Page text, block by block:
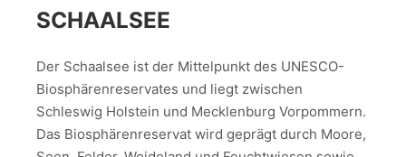
SCHAALSEE
Der Schaalsee ist der Mittelpunkt des UNESCO-
Biosphärenreservates und liegt zwischen
Schleswig Holstein und Mecklenburg Vorpommern.
Das Biosphärenreservat wird geprägt durch Moore,